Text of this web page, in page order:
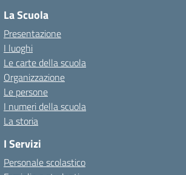
La Scuola
Presentazione
I luoghi
Le carte della scuola
Organizzazione
Le persone
I numeri della scuola
La storia
I Servizi
Personale scolastico